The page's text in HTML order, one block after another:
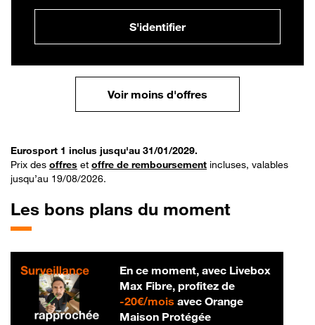
S'identifier
Voir moins d'offres
Eurosport 1 inclus jusqu'au 31/01/2029.
Prix des offres et offre de remboursement incluses, valables
jusqu’au 19/08/2026.
Les bons plans du moment
En ce moment, avec Livebox
Max Fibre, profitez de
-20€/mois20 € par mois
avec Orange
Maison Protégée